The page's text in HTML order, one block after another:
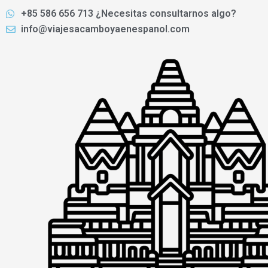
contenido
+85 586 656 713 ¿Necesitas consultarnos algo?
info@viajesacamboyaenespanol.com